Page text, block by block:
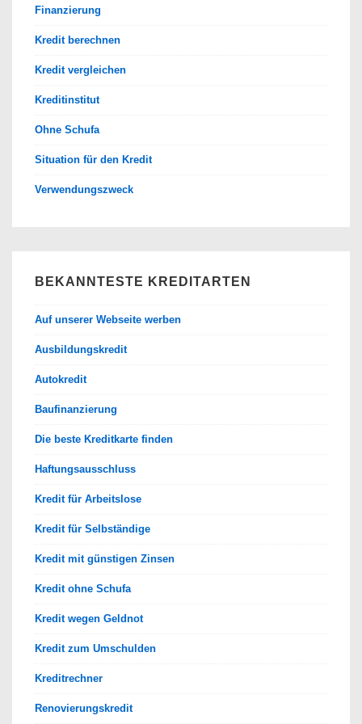
Finanzierung
Kredit berechnen
Kredit vergleichen
Kreditinstitut
Ohne Schufa
Situation für den Kredit
Verwendungszweck
BEKANNTESTE KREDITARTEN
Auf unserer Webseite werben
Ausbildungskredit
Autokredit
Baufinanzierung
Die beste Kreditkarte finden
Haftungsausschluss
Kredit für Arbeitslose
Kredit für Selbständige
Kredit mit günstigen Zinsen
Kredit ohne Schufa
Kredit wegen Geldnot
Kredit zum Umschulden
Kreditrechner
Renovierungskredit